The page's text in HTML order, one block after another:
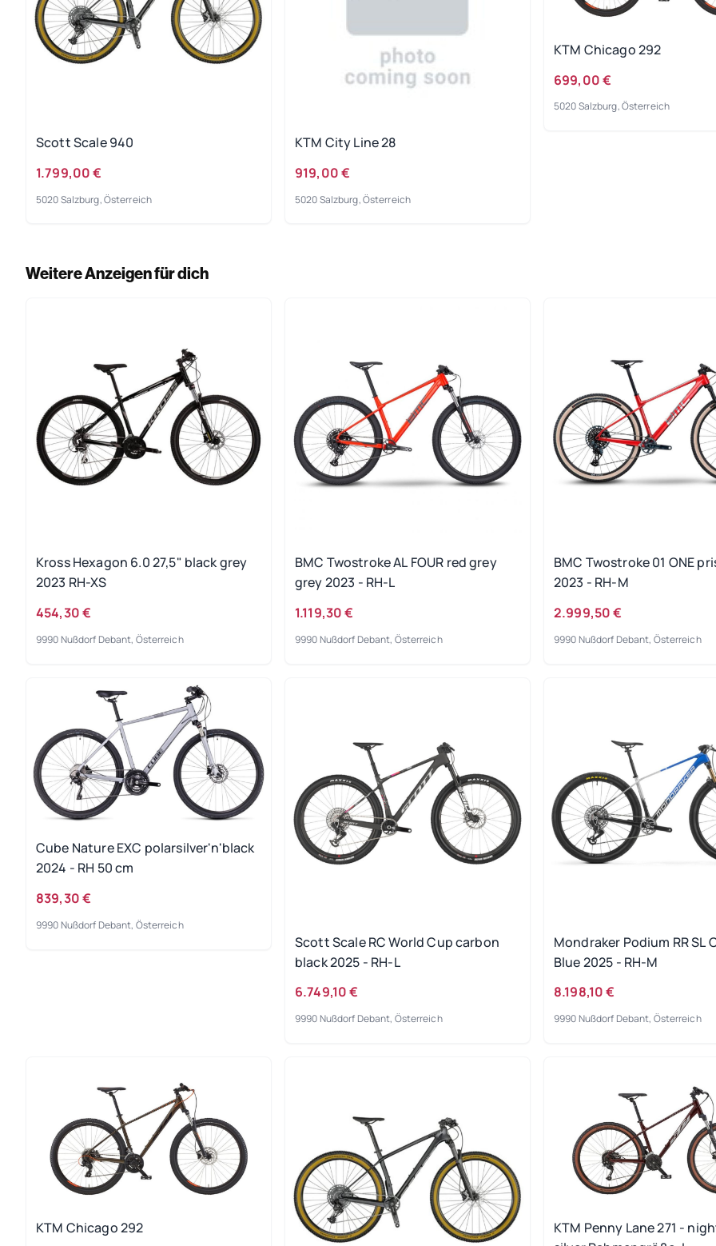
Scott Scale 940
1.799,00 €
5020 Salzburg, Österreich
KTM City Line 28
919,00 €
5020 Salzburg, Österreich
KTM Chicago 292
699,00 €
5020 Salzburg, Österreich
Weitere Anzeigen für dich
Kross Hexagon 6.0 27,5" black grey
2023 RH-XS
454,30 €
9990 Nußdorf Debant, Österreich
BMC Twostroke AL FOUR red grey
grey 2023 - RH-L
1.119,30 €
9990 Nußdorf Debant, Österreich
BMC Twostroke 01 ONE
2023 - RH-M
2.999,50 €
9990 Nußdorf Debant, Österreich
Cube Nature EXC polarsilver'n'black
2024 - RH 50 cm
839,30 €
9990 Nußdorf Debant, Österreich
Scott Scale RC World Cup carbon
black 2025 - RH-L
6.749,10 €
9990 Nußdorf Debant, Österreich
Mondraker Podium RR SL
Blue 2025 - RH-M
8.198,10 €
9990 Nußdorf Debant, Österreich
KTM Chicago 292
KTM Penny Lane 271 -